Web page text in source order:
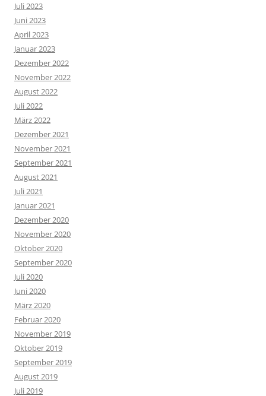
Juli 2023
Juni 2023
April 2023
Januar 2023
Dezember 2022
November 2022
August 2022
Juli 2022
März 2022
Dezember 2021
November 2021
September 2021
August 2021
Juli 2021
Januar 2021
Dezember 2020
November 2020
Oktober 2020
September 2020
Juli 2020
Juni 2020
März 2020
Februar 2020
November 2019
Oktober 2019
September 2019
August 2019
Juli 2019